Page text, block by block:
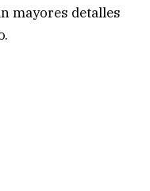
mayores detalles